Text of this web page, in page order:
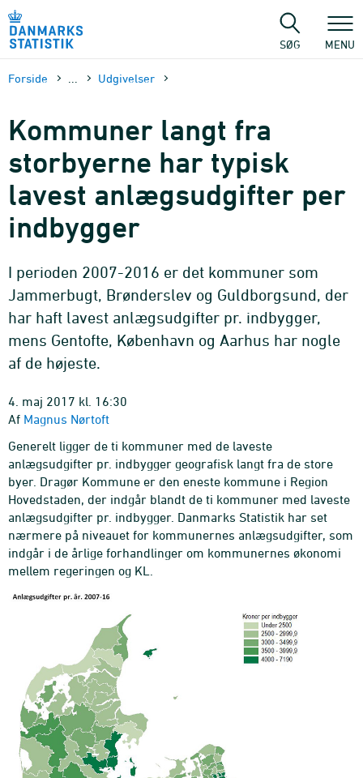
sidens
SØG MENU
Forside Udgivelser
Kommuner langt fra
storbyerne har typisk
lavest anlægsudgifter per
indbygger
I perioden 2007-2016 er det kommuner som
Jammerbugt, Brønderslev og Guldborgsund, der
har haft lavest anlægsudgifter pr. indbygger,
mens Gentofte, København og Aarhus har nogle
af de højeste.
4. maj 2017 kl. 16:30
Af Magnus Nørtoft
Generelt ligger de ti kommuner med de laveste
anlægsudgifter pr. indbygger geografisk langt fra de store
byer. Dragør Kommune er den eneste kommune i Region
Hovedstaden, der indgår blandt de ti kommuner med laveste
anlægsudgifter pr. indbygger. Danmarks Statistik har set
nærmere på niveauet for kommunernes anlægsudgifter, som
indgår i de årlige forhandlinger om kommunernes økonomi
mellem regeringen og KL.